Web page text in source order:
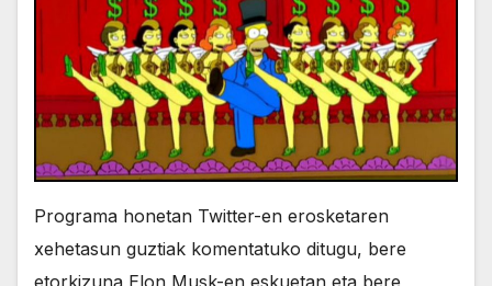
Programa honetan Twitter-en erosketaren
xehetasun guztiak komentatuko ditugu, bere
etorkizuna Elon Musk-en eskuetan eta bere